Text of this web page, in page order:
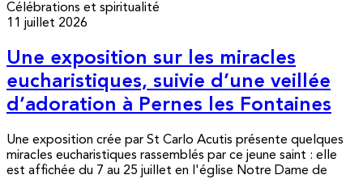
Célébrations et spiritualité
11 juillet 2026
Une exposition sur les miracles
eucharistiques, suivie d’une veillée
d’adoration à Pernes les Fontaines
Une exposition crée par St Carlo Acutis présente quelques
miracles eucharistiques rassemblés par ce jeune saint : elle
est affichée du 7 au 25 juillet en l'église Notre Dame de